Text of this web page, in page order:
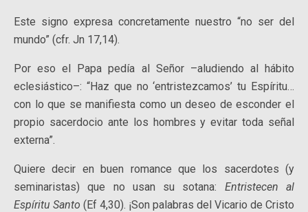
Este signo expresa concretamente nuestro “no ser del
mundo” (cfr. Jn 17,14).
Por eso el Papa pedía al Señor –aludiendo al hábito
eclesiástico–: “Haz que no ‘entristezcamos’ tu Espíritu…
con lo que se manifiesta como un deseo de esconder el
propio sacerdocio ante los hombres y evitar toda señal
externa”.
Quiere decir en buen romance que los sacerdotes (y
seminaristas) que no usan su sotana: Entristecen al
Espíritu Santo (Ef 4,30). ¡Son palabras del Vicario de Cristo